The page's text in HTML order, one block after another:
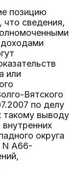
позицию
сведения,
или
Вятского
по делу
выводу
округа
N А66-